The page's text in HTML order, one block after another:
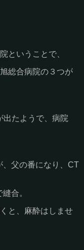
ということで、
総合病院の３つが
出たようで、病院
、父の番になり、CT
合。
と、麻酔はしませ